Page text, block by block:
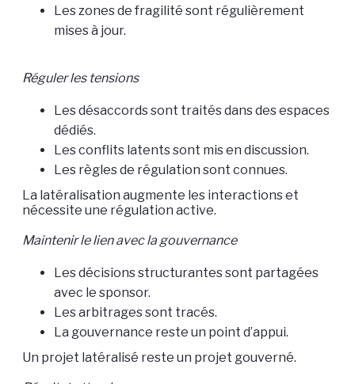
Les zones de fragilité sont régulièrement
mises à jour.
Réguler les tensions
Les désaccords sont traités dans des espaces
dédiés.
Les conflits latents sont mis en discussion.
Les règles de régulation sont connues.
La latéralisation augmente les interactions et
nécessite une régulation active.
Maintenir le lien avec la gouvernance
Les décisions structurantes sont partagées
avec le sponsor.
Les arbitrages sont tracés.
La gouvernance reste un point d’appui.
Un projet latéralisé reste un projet gouverné.